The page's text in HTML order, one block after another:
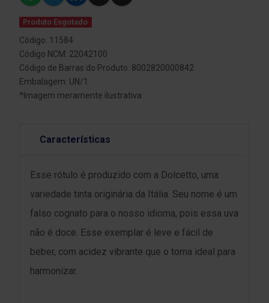
Produto Esgotado
Código: 11584
Código NCM: 22042100
Código de Barras do Produto: 8002820000842
Embalagem: UN/1
*Imagem meramente ilustrativa
Características
Esse rótulo é produzido com a Dolcetto, uma
variedade tinta originária da Itália. Seu nome é um
falso cognato para o nosso idioma, pois essa uva
não é doce. Esse exemplar é leve e fácil de
beber, com acidez vibrante que o torna ideal para
harmonizar.